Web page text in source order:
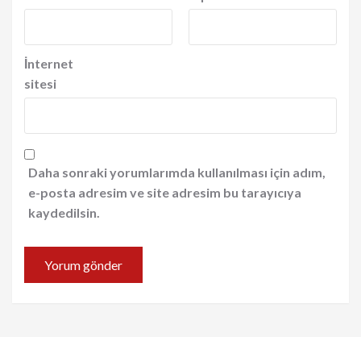
İnternet
sitesi
Daha sonraki yorumlarımda kullanılması için adım,
e-posta adresim ve site adresim bu tarayıcıya
kaydedilsin.